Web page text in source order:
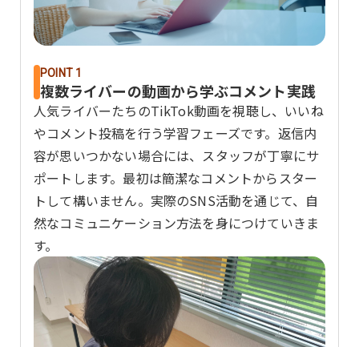
POINT 1
複数ライバーの動画から学ぶコメント実践
人気ライバーたちのTikTok動画を視聴し、いいね
やコメント投稿を行う学習フェーズです。返信内
容が思いつかない場合には、スタッフが丁寧にサ
ポートします。最初は簡潔なコメントからスター
トして構いません。実際のSNS活動を通じて、自
然なコミュニケーション方法を身につけていきま
す。